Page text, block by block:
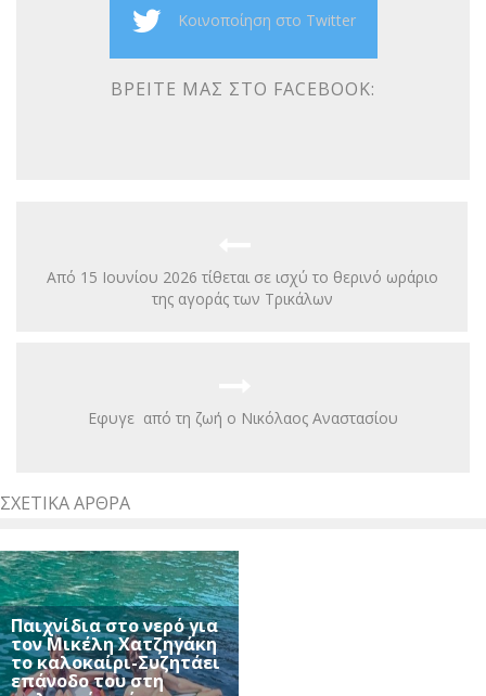
Κοινοποίηση στο Twitter
ΒΡΕΊΤΕ ΜΑΣ ΣΤΟ FACEBOOK:
Από 15 Ιουνίου 2026 τίθεται σε ισχύ το θερινό ωράριο
της αγοράς των Τρικάλων
Eφυγε από τη ζωή ο Νικόλαος Αναστασίου
ΣΧΕΤΙΚΆ ΆΡΘΡΑ
Παιχνίδια στο νερό για
τον Μικέλη Χατζηγάκη
το καλοκαίρι-Συζητάει
επάνοδο του στη